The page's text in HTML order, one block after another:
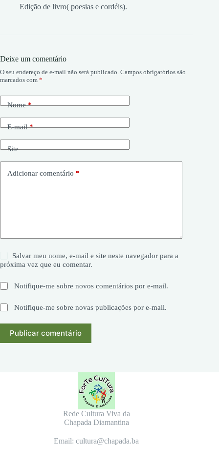
Edição de livro( poesias e cordéis).
Deixe um comentário
O seu endereço de e-mail não será publicado. Campos obrigatórios são
marcados com *
Nome*
E-mail*
Site
Adicionar comentário *
Salvar meu nome, e-mail e site neste navegador para a
próxima vez que eu comentar.
Notifique-me sobre novos comentários por e-mail.
Notifique-me sobre novas publicações por e-mail.
Publicar comentário
Rede Cultura Viva da
Chapada Diamantina
Email: cultura@chapada.ba